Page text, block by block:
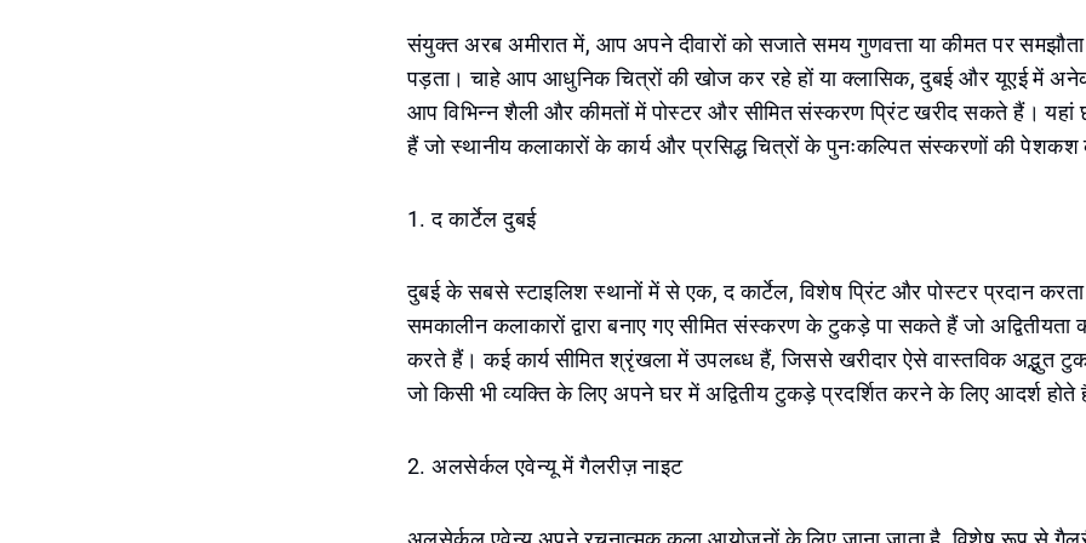
संयुक्त अरब अमीरात में, आप अपने दीवारों को सजाते समय गुणवत्ता या कीमत पर
पड़ता। चाहे आप आधुनिक चित्रों की खोज कर रहे हों या क्लासिक, दुबई और यूएई में
आप विभिन्न शैली और कीमतों में पोस्टर और सीमित संस्करण प्रिंट खरीद सकते हैं। यहां
हैं जो स्थानीय कलाकारों के कार्य और प्रसिद्ध चित्रों के पुनःकल्पित संस्करणों की
1. द कार्टेल दुबई
दुबई के सबसे स्टाइलिश स्थानों में से एक, द कार्टेल, विशेष प्रिंट और पोस्टर प्रदान
समकालीन कलाकारों द्वारा बनाए गए सीमित संस्करण के टुकड़े पा सकते हैं जो अद्वितीयता
करते हैं। कई कार्य सीमित श्रृंखला में उपलब्ध हैं, जिससे खरीदार ऐसे वास्तविक अद्भुत
जो किसी भी व्यक्ति के लिए अपने घर में अद्वितीय टुकड़े प्रदर्शित करने के लिए आदर्श होते
2. अलसेर्कल एवेन्यू में गैलरीज़ नाइट